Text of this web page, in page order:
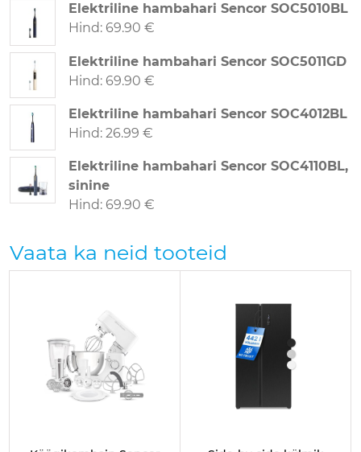
Elektriline hambahari Sencor SOC5010BL
Hind: 69.90 €
Elektriline hambahari Sencor SOC5011GD
Hind : 69.90 €
Elektriline hambahari Sencor SOC4012BL
Hind: 26.99 €
Elektriline hambahari Sencor SOC4110BL,
sinine
Hind: 69.90 €
Vaata ka neid tooteid